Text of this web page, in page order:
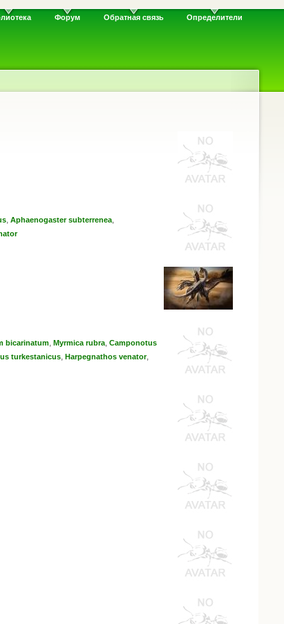
Форум Обратная связь Определители
, Aphaenogaster subterrenea,
bicarinatum, Myrmica rubra, Camponotus
turkestanicus, Harpegnathos venator,